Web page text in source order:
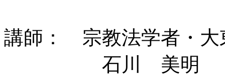
講師： 宗教法学者・大
石川 美明